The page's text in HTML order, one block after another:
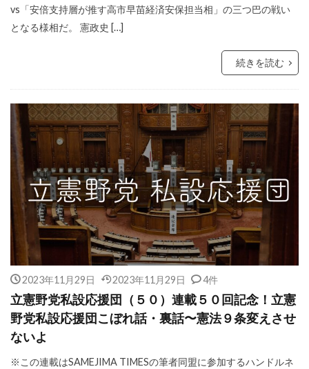
vs「安倍支持層が推す高市早苗経済安保担当相」の三つ巴の戦い
となる様相だ。 憲政史 […]
続きを読む
2023年11月29日 2023年11月29日 4件
立憲野党私設応援団（５０）連載５０回記念！立憲
野党私設応援団こぼれ話・裏話〜憲法９条変えさせ
ないよ
※この連載はSAMEJIMA TIMESの筆者同盟に参加するハンドルネ